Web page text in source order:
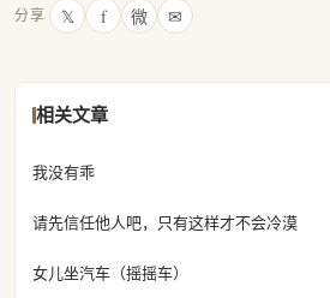
分享 𝕏 f 微 ✉
相关文章
我没有乖
请先信任他人吧，只有这样才不会冷漠
女儿坐汽车（摇摇车）